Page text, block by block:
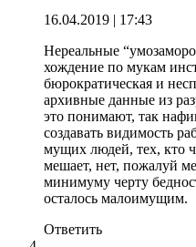
16.04.2019 | 17:43
Нереальные
хождение по мукам
бюрократическая и
архивные данные из
это понимают, так
создавать видимость
мущих людей, тех, кто
мешает, нет, пожалуй
минимуму черту
осталось малоимущим.
Ответить